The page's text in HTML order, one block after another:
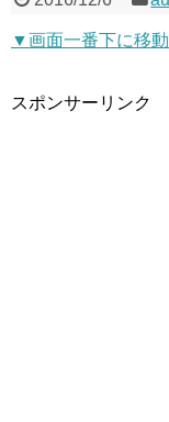
▼画面一番下に移動
スポンサーリンク